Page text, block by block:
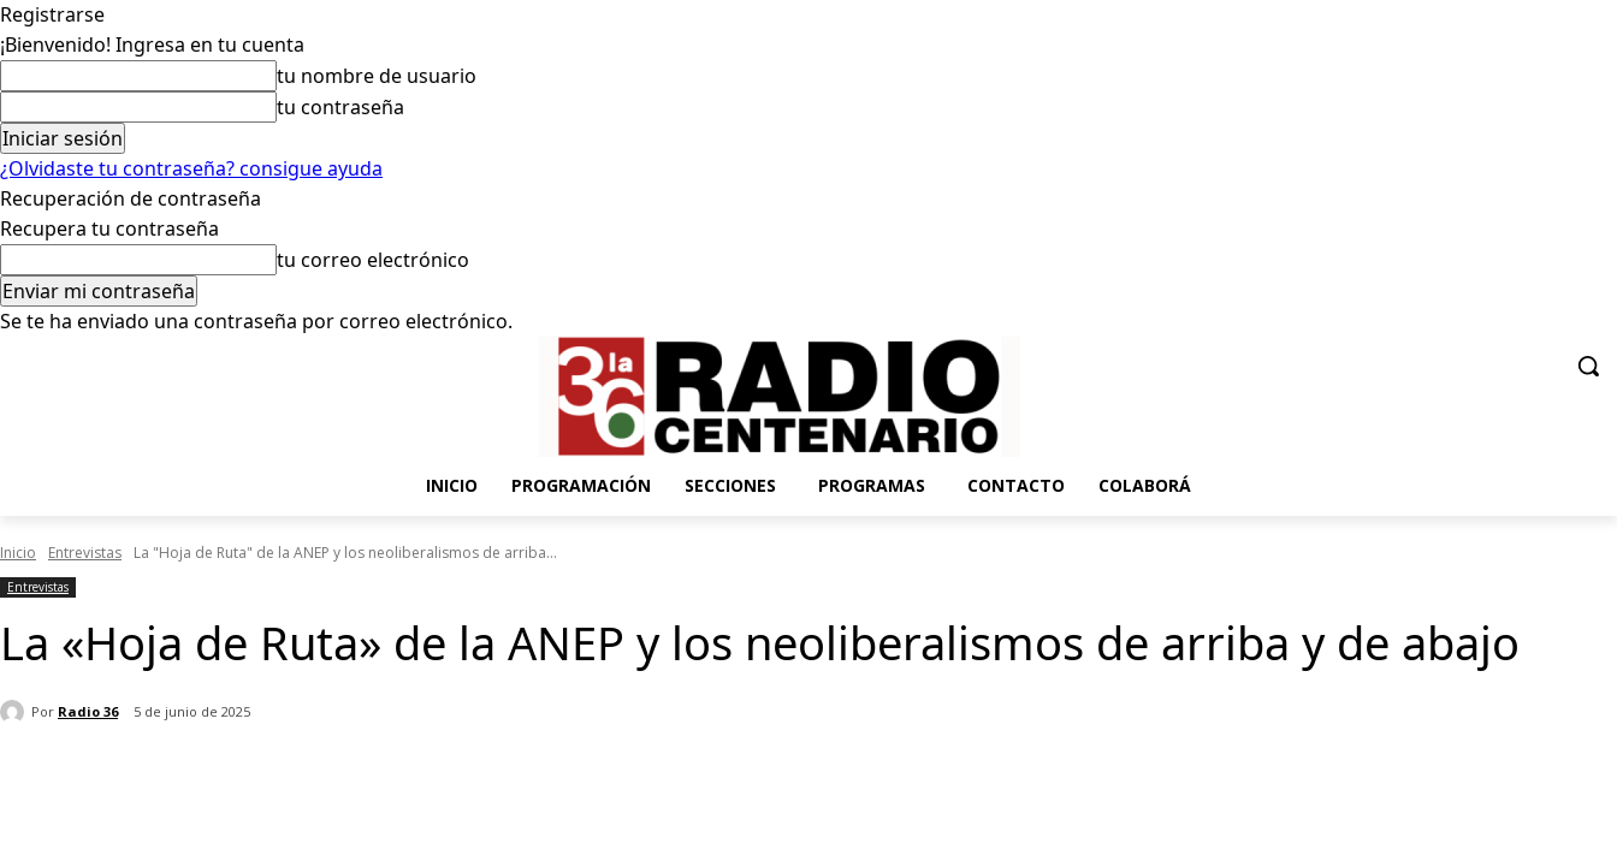
Registrarse
¡Bienvenido! Ingresa en tu cuenta
tu nombre de usuario
tu contraseña
¿Olvidaste tu contraseña? consigue ayuda
Recuperación de contraseña
Recupera tu contraseña
tu correo electrónico
Se te ha enviado una contraseña por correo electrónico.
INICIO PROGRAMACIÓN SECCIONES PROGRAMAS CONTACTO COLABORÁ
Inicio Entrevistas La "Hoja de Ruta" de la ANEP y los neoliberalismos de arriba...
Entrevistas
La «Hoja de Ruta» de la ANEP y los neoliberalismos de arriba y de abajo
Por Radio 36 5 de junio de 2025